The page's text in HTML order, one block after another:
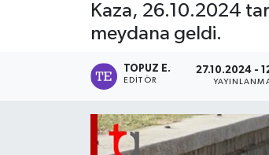
Kaza, 26.10.2024
meydana geldi.
TOPUZ E.
EDITÖR
27.10.2024 -
Son Dakika Haberleri